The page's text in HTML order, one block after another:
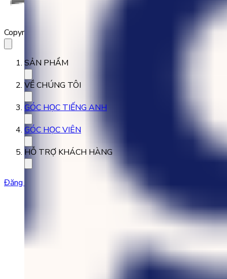
Copyright 2023 Babilala Class
SẢN PHẨM
VỀ CHÚNG TÔI
GÓC HỌC TIẾNG ANH
GÓC HỌC VIÊN
HỖ TRỢ KHÁCH HÀNG
Đăng ký học